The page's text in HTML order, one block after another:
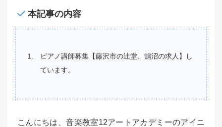
本記事の内容
ピアノ講師募集【藤沢市の辻堂、鵠沼の求人】し
ています。
こんにちは、音楽教室12アートアカデミーのアイニ